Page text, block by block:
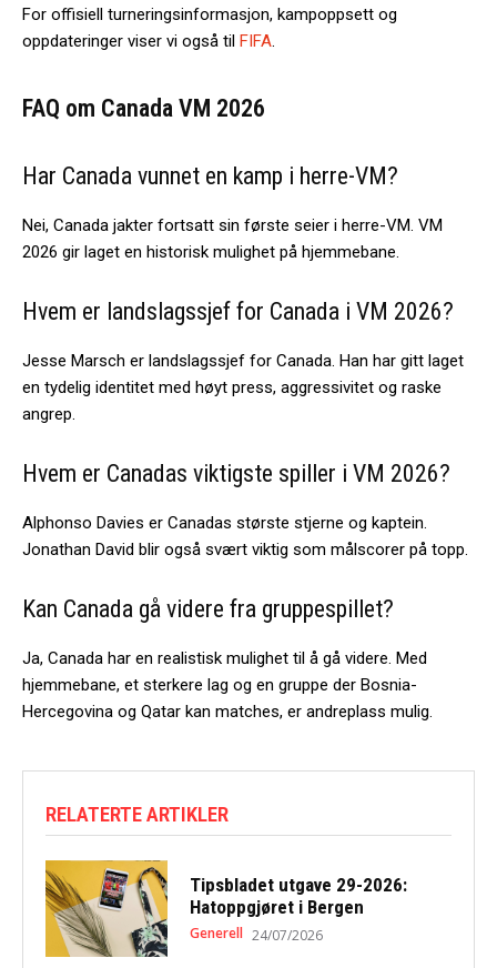
For offisiell turneringsinformasjon, kampoppsett og
oppdateringer viser vi også til FIFA
FAQ om Canada VM 2026
Har Canada vunnet en kamp i herre-VM?
Nei, Canada jakter fortsatt sin første seier i herre-VM. VM
2026 gir laget en historisk mulighet på hjemmebane.
Hvem er landslagssjef for Canada i VM 2026?
Jesse Marsch er landslagssjef for Canada. Han har gitt laget
en tydelig identitet med høyt press, aggressivitet og raske
angrep.
Hvem er Canadas viktigste spiller i VM 2026?
Alphonso Davies er Canadas største stjerne og kaptein.
Jonathan David blir også svært viktig som målscorer på topp.
Kan Canada gå videre fra gruppespillet?
Ja, Canada har en realistisk mulighet til å gå videre. Med
hjemmebane, et sterkere lag og en gruppe der Bosnia-
Hercegovina og Qatar kan matches, er andreplass mulig.
RELATERTE ARTIKLER
Tipsbladet utgave 29-2026:
Hatoppgjøret i Bergen
Generell 24/07/2026